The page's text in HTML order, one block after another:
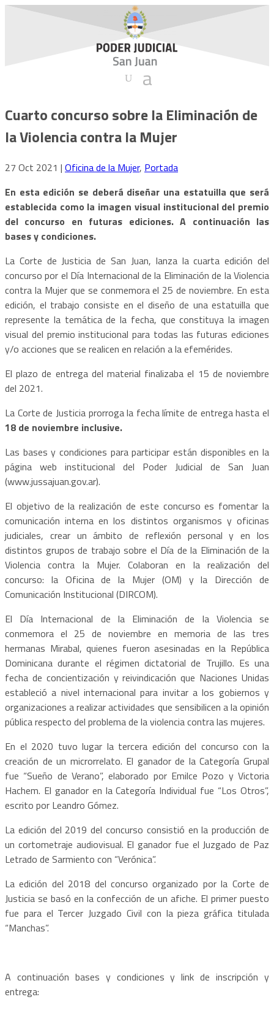
Cuarto concurso sobre la Eliminación de
la Violencia contra la Mujer
27 Oct 2021 | Oficina de la Mujer, Portada
En esta edición se deberá diseñar una estatuilla que será
establecida como la imagen visual institucional del premio
del concurso en futuras ediciones. A continuación las
bases y condiciones.
La Corte de Justicia de San Juan, lanza la cuarta edición del
concurso por el Día Internacional de la Eliminación de la Violencia
contra la Mujer que se conmemora el 25 de noviembre. En esta
edición, el trabajo consiste en el diseño de una estatuilla que
represente la temática de la fecha, que constituya la imagen
visual del premio institucional para todas las futuras ediciones
y/o acciones que se realicen en relación a la efemérides.
El plazo de entrega del material finalizaba el 15 de noviembre
del 2021.
La Corte de Justicia prorroga la fecha límite de entrega hasta el
18 de noviembre inclusive.
Las bases y condiciones para participar están disponibles en la
página web institucional del Poder Judicial de San Juan
(www.jussajuan.gov.ar).
El objetivo de la realización de este concurso es fomentar la
comunicación interna en los distintos organismos y oficinas
judiciales, crear un ámbito de reflexión personal y en los
distintos grupos de trabajo sobre el Día de la Eliminación de la
Violencia contra la Mujer. Colaboran en la realización del
concurso: la Oficina de la Mujer (OM) y la Dirección de
Comunicación Institucional (DIRCOM).
El Día Internacional de la Eliminación de la Violencia se
conmemora el 25 de noviembre en memoria de las tres
hermanas Mirabal, quienes fueron asesinadas en la República
Dominicana durante el régimen dictatorial de Trujillo. Es una
fecha de concientización y reivindicación que Naciones Unidas
estableció a nivel internacional para invitar a los gobiernos y
organizaciones a realizar actividades que sensibilicen a la opinión
pública respecto del problema de la violencia contra las mujeres.
En el 2020 tuvo lugar la tercera edición del concurso con la
creación de un microrrelato. El ganador de la Categoría Grupal
fue “Sueño de Verano”, elaborado por Emilce Pozo y Victoria
Hachem. El ganador en la Categoría Individual fue “Los Otros”,
escrito por Leandro Gómez.
La edición del 2019 del concurso consistió en la producción de
un cortometraje audiovisual. El ganador fue el Juzgado de Paz
Letrado de Sarmiento con “Verónica”.
La edición del 2018 del concurso organizado por la Corte de
Justicia se basó en la confección de un afiche. El primer puesto
fue para el Tercer Juzgado Civil con la pieza gráfica titulada
“Manchas”.
A continuación bases y condiciones y link de inscripción y
entrega: